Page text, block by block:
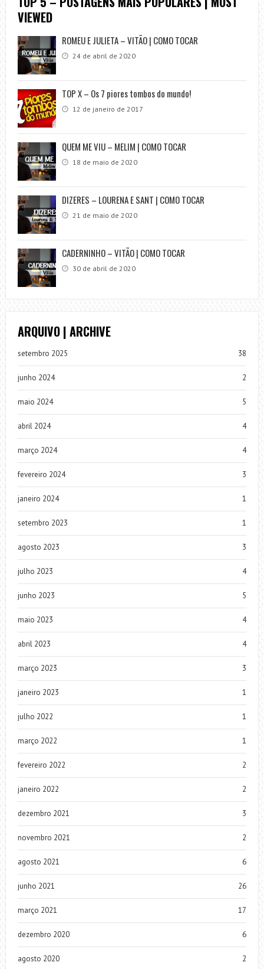
VIEWED
ROMEU E JULIETA – VITÃO | COMO TOCAR
24 de abril de 2020
TOP X – Os 7 piores tombos do mundo!
12 de janeiro de 2017
QUEM ME VIU – MELIM | COMO TOCAR
18 de maio de 2020
DIZERES – LOURENA E SANT | COMO TOCAR
21 de maio de 2020
CADERNINHO – VITÃO | COMO TOCAR
30 de abril de 2020
ARQUIVO | ARCHIVE
setembro 2025 38
junho 2024 2
maio 2024 5
abril 2024 4
março 2024 4
fevereiro 2024 3
janeiro 2024 1
setembro 2023 1
agosto 2023 3
julho 2023 4
junho 2023 5
maio 2023 4
abril 2023 4
março 2023 3
janeiro 2023 1
julho 2022 1
março 2022 1
fevereiro 2022 2
janeiro 2022 2
dezembro 2021 3
novembro 2021 2
agosto 2021 6
junho 2021 26
março 2021 17
dezembro 2020 6
agosto 2020 2